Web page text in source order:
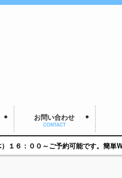
お問い合わせ
CONTACT
能です。簡単WEB予約からどうぞ。